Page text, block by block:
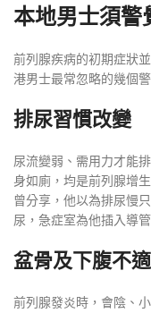
本地男士須警
前列腺疾病的初期症狀
港男士最常忽略的幾個警
排尿習慣改變
尿流變弱、需用力才能
身如廁，均是前列腺增
曾分享，他以為排尿慢
尿，急症室為他插入導
盆骨及下腹不適
前列腺發炎時，會陰、